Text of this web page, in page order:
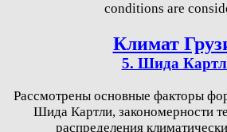
conditions are
Климат
5. Шида
Рассмотрены основные факторы
Шида Картли, закономерности
распределения